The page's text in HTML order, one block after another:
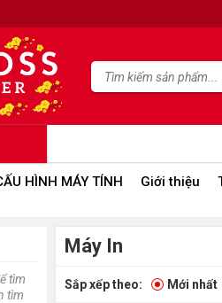
HÌNH MÁY TÍNH Giới thiệu
tìm
tìm
Máy In
Sắp xếp theo: Mới nhất